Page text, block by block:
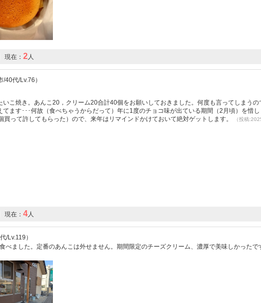
現在： 2人
40代/Lv.76）
こ焼き。あんこ20，クリーム20合計40個をお願いしておきました。何度も言ってしまうの
ます･･･何故（食べちゃうからだって）年に1度のチョコ味が出ている期間（2月頃）を惜し
買って許してもらった）ので、来年はリマインドかけておいて絶対ゲットします。
（投稿
現在： 4人
/Lv.119）
べました。定番のあんこは外せません。期間限定のチーズクリーム、濃厚で美味しかったで